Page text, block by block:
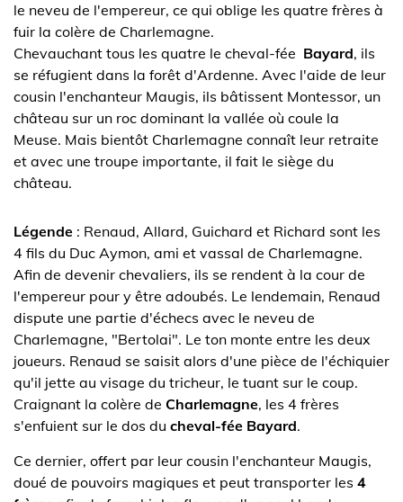
le neveu de l'empereur, ce qui oblige les quatre frères à
fuir la colère de Charlemagne.
Chevauchant tous les quatre le cheval-fée Bayard, ils
se réfugient dans la forêt d'Ardenne. Avec l'aide de leur
cousin l'enchanteur Maugis, ils bâtissent Montessor, un
château sur un roc dominant la vallée où coule la
Meuse. Mais bientôt Charlemagne connaît leur retraite
et avec une troupe importante, il fait le siège du
château.
Légende : Renaud, Allard, Guichard et Richard sont les
4 fils du Duc Aymon, ami et vassal de Charlemagne.
Afin de devenir chevaliers, ils se rendent à la cour de
l'empereur pour y être adoubés. Le lendemain, Renaud
dispute une partie d'échecs avec le neveu de
Charlemagne, "Bertolai". Le ton monte entre les deux
joueurs. Renaud se saisit alors d'une pièce de l'échiquier
qu'il jette au visage du tricheur, le tuant sur le coup.
Craignant la colère de Charlemagne, les 4 frères
s'enfuient sur le dos du cheval-fée Bayard.
Ce dernier, offert par leur cousin l'enchanteur Maugis,
doué de pouvoirs magiques et peut transporter les 4